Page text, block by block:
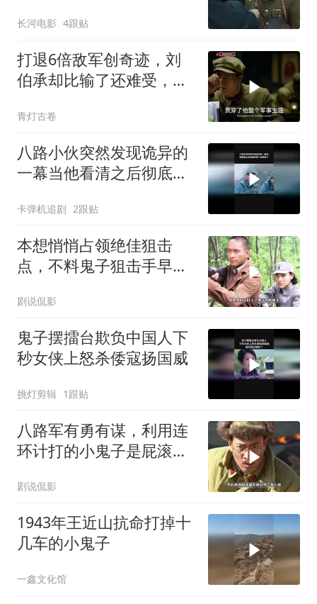
长河电影 4跟贴
打退6倍敌军创奇迹，刘
伯承却比输了还难受，对
青灯古卷
八路小伙突然发现诡异的
一幕当他看清之后彻底吓
卡弹机追剧 2跟贴
本想悄悄占领绝佳狙击
点，不料鬼子狙击手早已
剧说侃影
鬼子摆擂台欺负中国人下
秒女侠上怒杀倭寇扬国威
挑灯剪辑 1跟贴
八路军有勇有谋，利用连
环计打的小鬼子是屁滚尿
剧说侃影
1943年王近山抗命打掉十
几车的小鬼子
一鑫文化馆